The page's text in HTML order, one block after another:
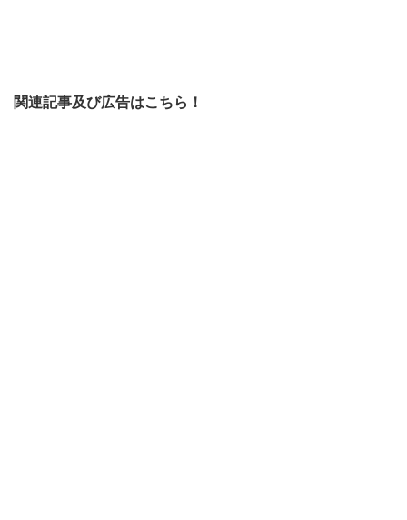
関連記事及び広告はこちら！